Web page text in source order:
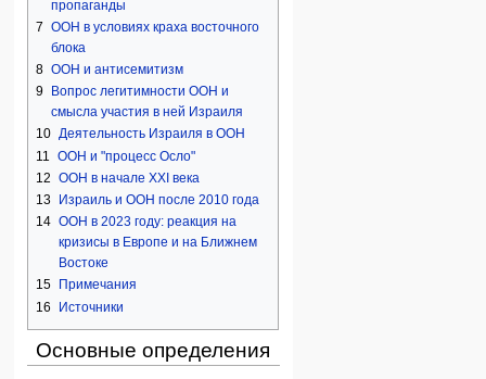
пропаганды
7 ООН в условиях краха восточного
блока
8 ООН и антисемитизм
9
Вопрос легитимности ООН и
смысла участия в ней Израиля
10 Деятельность Израиля в ООН
11
ООН и "процесс Осло"
12 ООН в начале XXI века
13
Израиль и ООН после 2010 года
14 ООН в 2023 году: реакция на
кризисы в Европе и на Ближнем
Востоке
15
Примечания
16
Источники
Основные определения